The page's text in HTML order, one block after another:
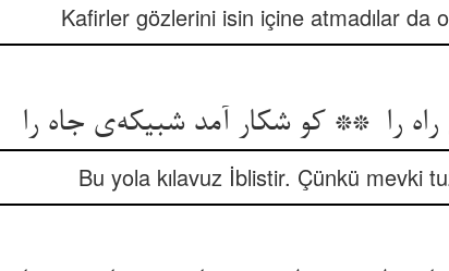
Kafirler gözlerini isin içine atmadılar da
Bu yola kılavuz İblistir. Çünkü mevki